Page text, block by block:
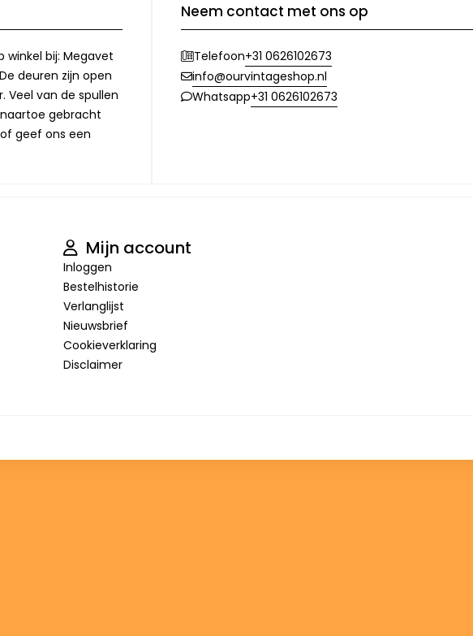
winkel bij: Megavet
deuren zijn open
Veel van de spullen
gebracht
geef ons een
Neem contact met ons op
Telefoon+31 0626102673
info@ourvintageshop.nl
Whatsapp+31 0626102673
Mijn account
Inloggen
Bestelhistorie
Verlanglijst
Nieuwsbrief
Cookieverklaring
Disclaimer